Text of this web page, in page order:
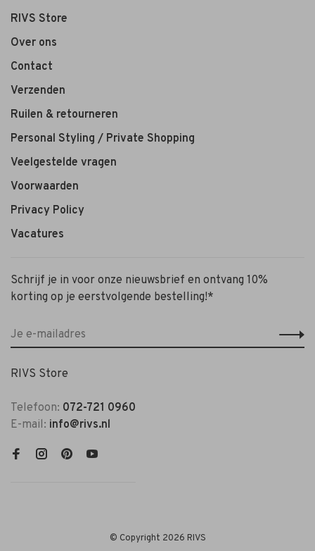
RIVS Store
Over ons
Contact
Verzenden
Ruilen & retourneren
Personal Styling / Private Shopping
Veelgestelde vragen
Voorwaarden
Privacy Policy
Vacatures
Schrijf je in voor onze nieuwsbrief en ontvang 10%
korting op je eerstvolgende bestelling!*
RIVS Store
Telefoon: 072-721 0960
E-mail: info@rivs.nl
© Copyright 2026 RIVS